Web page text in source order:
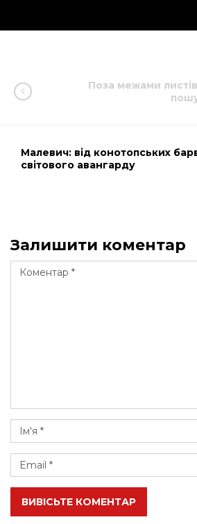
Поза межами
Малевич: від конотопських
світового авангарду
Залишити коментар
ВИВІСЬТЕ КОМЕНТАР